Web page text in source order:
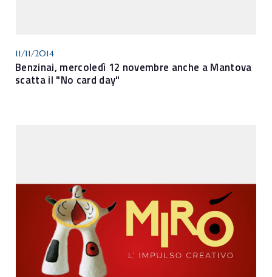
11/11/2014
Benzinai, mercoledì 12 novembre anche a Mantova
scatta il "No card day"